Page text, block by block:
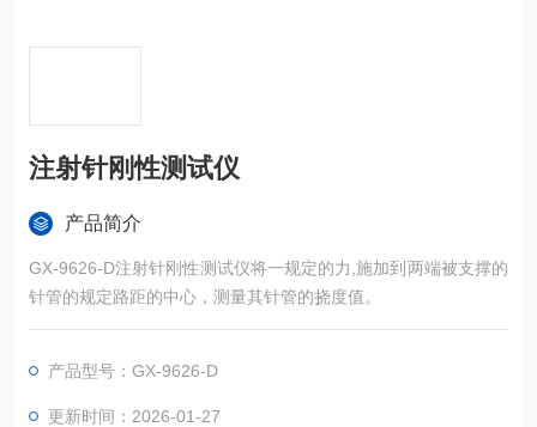
注射针刚性测试仪
产品简介
GX-9626-D注射针刚性测试仪将一规定的力,施加到两端被支撑的
针管的规定路距的中心，测量其针管的挠度值。
产品型号：GX-9626-D
更新时间：2026-01-27